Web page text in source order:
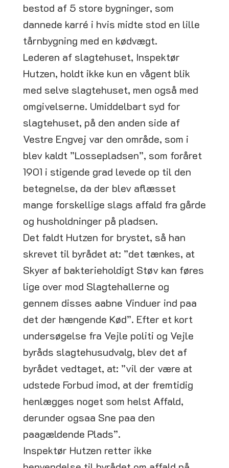
bestod af 5 store bygninger, som
dannede karré i hvis midte stod en lille
tårnbygning med en kødvægt.
Lederen af slagtehuset, Inspektør
Hutzen, holdt ikke kun en vågent blik
med selve slagtehuset, men også med
omgivelserne. Umiddelbart syd for
slagtehuset, på den anden side af
Vestre Engvej var den område, som i
blev kaldt ”Lossepladsen”, som foråret
1901 i stigende grad levede op til den
betegnelse, da der blev aflæsset
mange forskellige slags affald fra gårde
og husholdninger på pladsen.
Det faldt Hutzen for brystet, så han
skrevet til byrådet at: ”det tænkes, at
Skyer af bakterieholdigt Støv kan føres
lige over mod Slagtehallerne og
gennem disses aabne Vinduer ind paa
det der hængende Kød”. Efter et kort
undersøgelse fra Vejle politi og Vejle
byråds slagtehusudvalg, blev det af
byrådet vedtaget, at: ”vil der være at
udstede Forbud imod, at der fremtidig
henlægges noget som helst Affald,
derunder ogsaa Sne paa den
paagældende Plads”.
Inspektør Hutzen retter ikke